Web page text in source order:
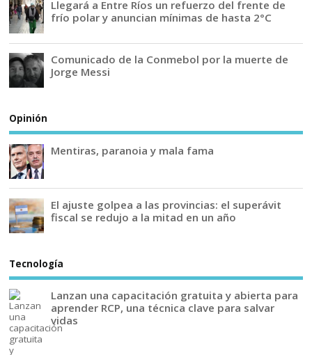
Llegará a Entre Ríos un refuerzo del frente de
frío polar y anuncian mínimas de hasta 2°C
Comunicado de la Conmebol por la muerte de
Jorge Messi
Opinión
Mentiras, paranoia y mala fama
El ajuste golpea a las provincias: el superávit
fiscal se redujo a la mitad en un año
Tecnología
Lanzan una capacitación gratuita y abierta para
aprender RCP, una técnica clave para salvar
vidas